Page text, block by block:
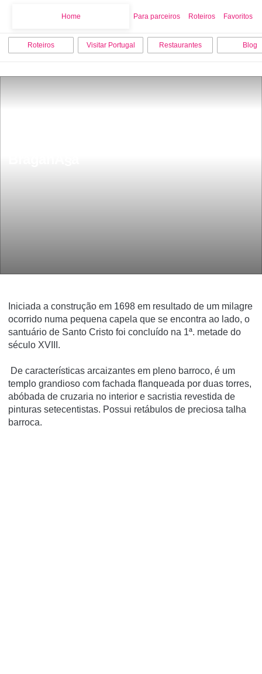
Home Para parceiros Roteiros Favoritos
Roteiros Visitar Portugal Restaurantes Blog
Iniciada a construção em 1698 em resultado de um milagre
ocorrido numa pequena capela que se encontra ao lado, o
santuário de Santo Cristo foi concluído na 1ª. metade do
século XVIII.
De características arcaizantes em pleno barroco, é um
templo grandioso com fachada flanqueada por duas torres,
abóbada de cruzaria no interior e sacristia revestida de
pinturas setecentistas. Possui retábulos de preciosa talha
barroca.